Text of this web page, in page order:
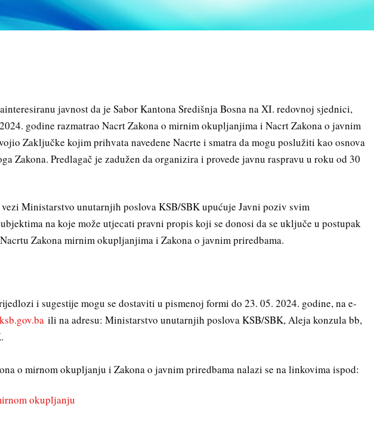
javnost da je Sabor Kantona Središnja Bosna na XI. redovnoj sjednici,
godine razmatrao Nacrt Zakona o mirnim okupljanjima i Nacrt Zakona o javnim
Zaključke kojim prihvata navedene Nacrte i smatra da mogu poslužiti kao osnova
Zakona. Predlagač je zadužen da organizira i provede javnu raspravu u roku od 30
unutarnjih poslova KSB/SBK upućuje Javni poziv svim
na koje može utjecati pravni propis koji se donosi da se uključe u postupak
Nacrtu Zakona mirnim okupljanjima i Zakona o javnim priredbama.
i sugestije mogu se dostaviti u pismenoj formi do 23. 05. 2024. godine, na e-
ili na adresu: Ministarstvo unutarnjih poslova KSB/SBK, Aleja konzula bb,
o mirnom okupljanju i Zakona o javnim priredbama nalazi se na linkovima ispod:
okupljanju